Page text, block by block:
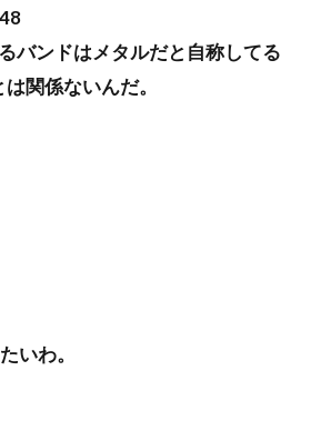
バンドはメタルだと自称してる
関係ないんだ。
いわ。